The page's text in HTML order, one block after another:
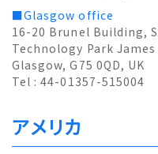
■Glasgow office
16-20 Brunel Building,
Technology Park
Glasgow, G75 0QD, UK
Tel : 44-01357-515004
アメリカ